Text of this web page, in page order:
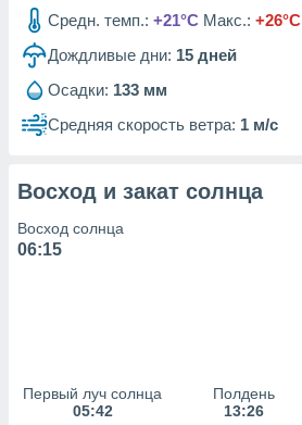
рекламы
сведения
1199
Средн. темп.: +21°C Макс.: +26°C
Дождливые дни: 15 дней
Осадки: 133 мм
Средняя скорость ветра: 1 м/с
Восход и закат солнца
Восход солнца
06:15
Первый луч солнца
05:42
Полдень
13:26